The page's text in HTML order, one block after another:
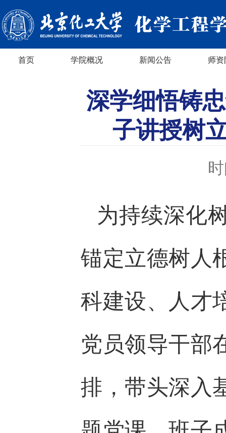
首页 学院概况 新闻公告 师资
深学细悟铸
子讲授树
为持续深化
锚定立德树人
科建设、人才
党员领导干部
排，带头深入